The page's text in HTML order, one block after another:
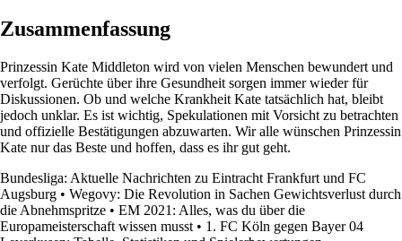
Zusammenfassung
Prinzessin Kate Middleton wird von vielen Menschen bewundert und
verfolgt. Gerüchte über ihre Gesundheit sorgen immer wieder für
Diskussionen. Ob und welche Krankheit Kate tatsächlich hat, bleibt
jedoch unklar. Es ist wichtig, Spekulationen mit Vorsicht zu betrachten
und offizielle Bestätigungen abzuwarten. Wir alle wünschen Prinzessin
Kate nur das Beste und hoffen, dass es ihr gut geht.
Bundesliga: Aktuelle Nachrichten zu Eintracht Frankfurt und FC
Augsburg • Wegovy: Die Revolution in Sachen Gewichtsverlust durch
die Abnehmspritze • EM 2021: Alles, was du über die
Europameisterschaft wissen musst • 1. FC Köln gegen Bayer 04